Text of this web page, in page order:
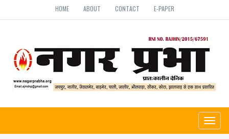
HOME ABOUT CONTACT E-PAPER